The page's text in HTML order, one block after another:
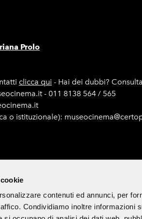
contenuti ed annunci, per
Condividiamo inoltre informazioni
Prolo
clicca qui - Hai dei dubbi?
- 011 8138 564 / 565
o istituzionale):
divulgazione culturale ed è esclusa ogni finalità